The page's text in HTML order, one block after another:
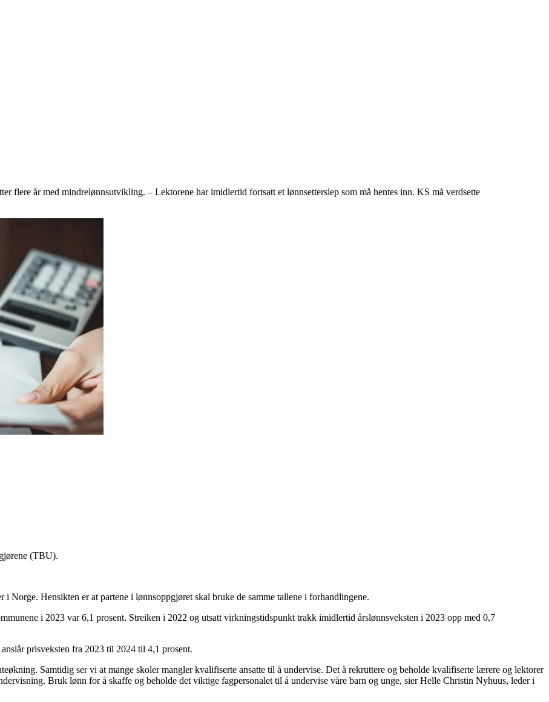
flere år med mindrelønnsutvikling. – Lektorene har imidlertid fortsatt et lønnsetterslep som må hentes inn. KS må verdsette
(TBU).
Hensikten er at partene i lønnsoppgjøret skal bruke de samme tallene i forhandlingene.
i 2023 var 6,1 prosent. Streiken i 2022 og utsatt virkningstidspunkt trakk imidlertid årslønnsveksten i 2023 opp med 0,7
prisveksten fra 2023 til 2024 til 4,1 prosent.
Samtidig ser vi at mange skoler mangler kvalifiserte ansatte til å undervise. Det å rekruttere og beholde kvalifiserte lærere og lektorer
Bruk lønn for å skaffe og beholde det viktige fagpersonalet til å undervise våre barn og unge, sier Helle Christin Nyhuus, leder i